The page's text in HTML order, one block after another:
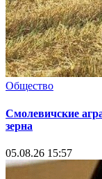
Общество
Смолевичские
зерна
05.08.26 15:57